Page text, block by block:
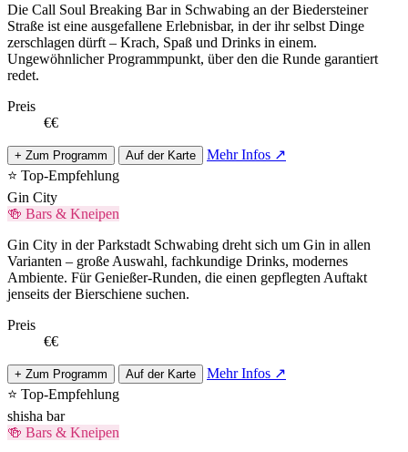
Die Call Soul Breaking Bar in Schwabing an der Biedersteiner
Straße ist eine ausgefallene Erlebnisbar, in der ihr selbst Dinge
zerschlagen dürft – Krach, Spaß und Drinks in einem.
Ungewöhnlicher Programmpunkt, über den die Runde garantiert
redet.
Preis
€€
+ Zum Programm Auf der Karte
Mehr Infos ↗
⭐ Top-Empfehlung
Gin City
🍻 Bars & Kneipen
Gin City in der Parkstadt Schwabing dreht sich um Gin in allen
Varianten – große Auswahl, fachkundige Drinks, modernes
Ambiente. Für Genießer-Runden, die einen gepflegten Auftakt
jenseits der Bierschiene suchen.
Preis
€€
+ Zum Programm Auf der Karte
Mehr Infos ↗
⭐ Top-Empfehlung
shisha bar
🍻 Bars & Kneipen